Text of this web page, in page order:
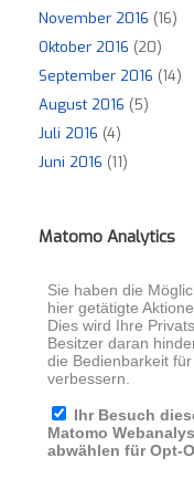
November 2016 (16)
Oktober 2016 (20)
September 2016 (14)
August 2016 (5)
Juli 2016 (4)
Juni 2016 (11)
Matomo Analytics